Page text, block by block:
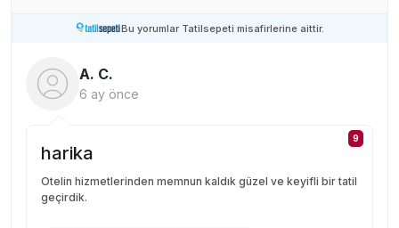
Bu yorumlar Tatilsepeti misafirlerine aittir.
A. C.
6 ay önce
9
harika
Otelin hizmetlerinden memnun kaldık güzel ve keyifli bir tatil
geçirdik.